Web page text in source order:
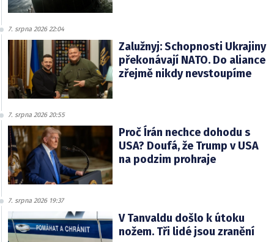
7. srpna 2026 22:04
Zalužnyj: Schopnosti Ukrajiny
překonávají NATO. Do aliance
zřejmě nikdy nevstoupíme
7. srpna 2026 20:55
Proč Írán nechce dohodu s
USA? Doufá, že Trump v USA
na podzim prohraje
7. srpna 2026 19:37
V Tanvaldu došlo k útoku
nožem. Tři lidé jsou zranění